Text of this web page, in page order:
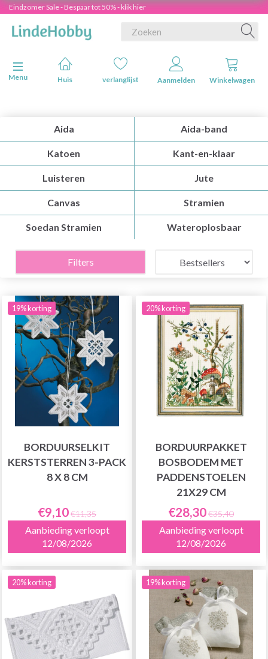
Eindzomer Sale - Bespaar tot 50% - klik hier
Navigatie in-/uitschakelen
Menu
Huis verlanglijst Aanmelden Winkelwagen
Aida Aida-band
Katoen Kant-en-klaar
Luisteren Jute
Canvas Stramien
Soedan Stramien Wateroplosbaar
Filters
19% korting
BORDUURSELKIT
KERSTSTERREN 3-PACK
8 X 8 CM
€9,10€11,35
Aanbieding verloopt
12/08/2026
20% korting
BORDUURPAKKET
BOSBODEM MET
PADDENSTOELEN
21X29 CM
€28,30€35,40
Aanbieding verloopt
12/08/2026
20% korting 19% korting